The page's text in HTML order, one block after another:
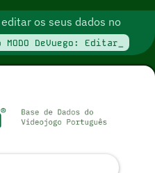
os seus dados no
DeVuego: Editar_